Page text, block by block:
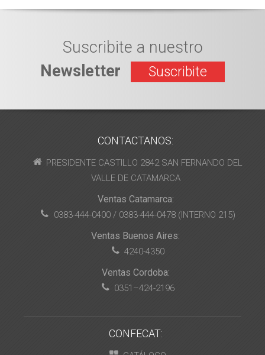
Suscribite a nuestro
Newsletter
Suscribite
CONTACTANOS:
PRESIDENTE CASTILLO 2842 SAN FERNANDO DEL
VALLE DE CATAMARCA
Ventas Catamarca:
0383-444-0400 / 0383-444-0478 (INTERNO 215)
Ventas Buenos Aires:
4240-4350
Ventas Cordoba:
0351–424-2196
CONFECAT: